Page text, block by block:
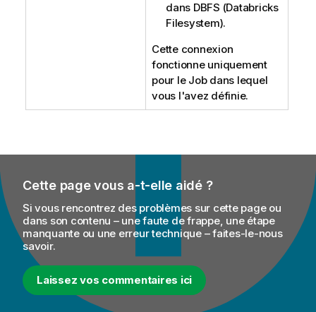
dans DBFS (Databricks
Filesystem).
Cette connexion
fonctionne uniquement
pour le Job dans lequel
vous l'avez définie.
Cette page vous a-t-elle aidé ?
Si vous rencontrez des problèmes sur cette page ou
dans son contenu – une faute de frappe, une étape
manquante ou une erreur technique – faites-le-nous
savoir.
Laissez vos commentaires ici